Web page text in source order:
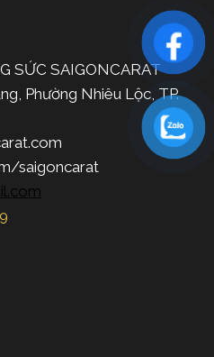
SỨC SAIGONCARAT
Phường Nhiêu Lộc, TP.
saigoncarat